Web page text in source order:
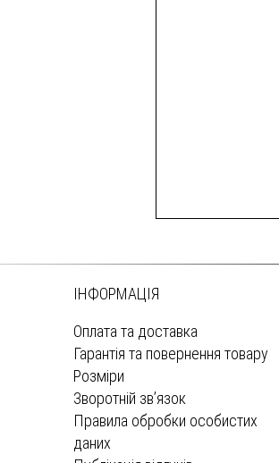
ІНФОРМАЦІЯ
Оплата та доставка
Гарантія та повернення товару
Розміри
Зворотній зв’язок
Правила обробки особистих
даних